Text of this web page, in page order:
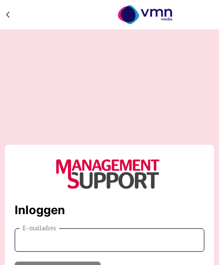
Inloggen
E-mailadres